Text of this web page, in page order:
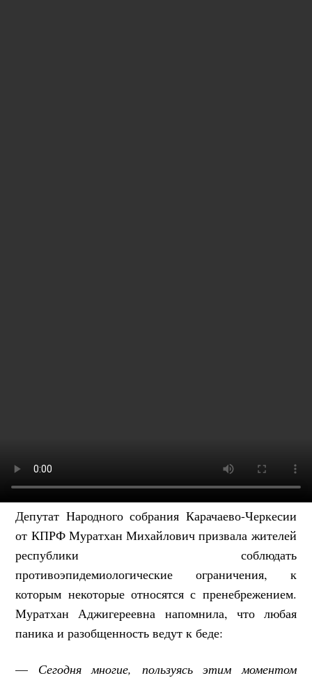
Депутат Народного собрания Карачаево-Черкесии
от КПРФ Муратхан Михайлович призвала жителей
республики соблюдать
противоэпидемиологические ограничения, к
которым некоторые относятся с пренебрежением.
Муратхан Аджигереевна напомнила, что любая
паника и разобщенность ведут к беде:
— Сегодня многие, пользуясь этим моментом